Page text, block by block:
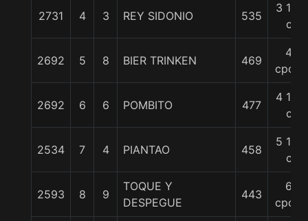
2731 4 3 REY SIDONIO 535
3 1/4
c
2692 5 8 BIER TRINKEN 469
4
cpos.
2692 6 6 POMBITO 477
4 1/4
c
2534 7 4 PIANTAO 458
5 1/4
c
2593 8 9
TOQUE Y
DESPEGUE
443
6
cpos.